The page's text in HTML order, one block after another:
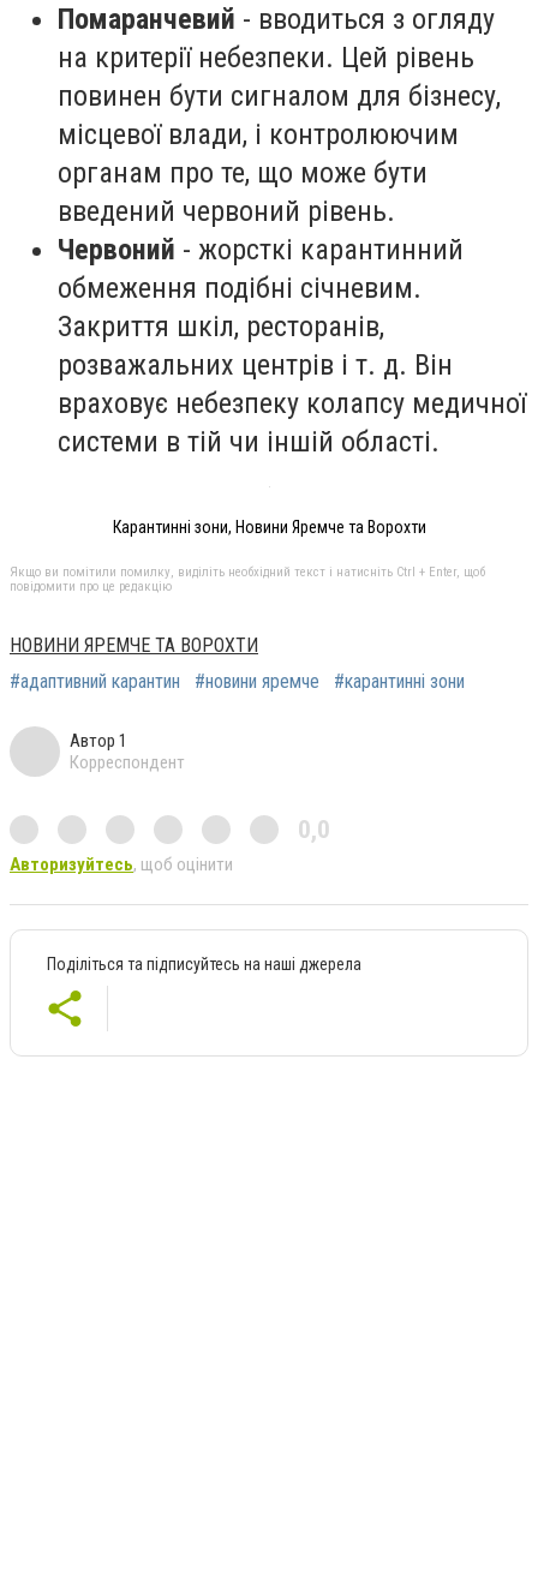
Помаранчевий - вводиться з огляду
на критерії небезпеки. Цей рівень
повинен бути сигналом для бізнесу,
місцевої влади, і контролюючим
органам про те, що може бути
введений червоний рівень.
Червоний - жорсткі карантинний
обмеження подібні січневим.
Закриття шкіл, ресторанів,
розважальних центрів і т. д. Він
враховує небезпеку колапсу медичної
системи в тій чи іншій області.
Карантинні зони, Новини Яремче та Ворохти
Якщо ви помітили помилку, виділіть необхідний текст і натисніть Ctrl + Enter, щоб
повідомити про це редакцію
НОВИНИ ЯРЕМЧЕ ТА ВОРОХТИ
#адаптивний карантин
#новини яремче #карантинні зони
Автор 1
Корреспондент
0,0
Авторизуйтесь, щоб оцінити
Поділіться та підписуйтесь на наші джерела